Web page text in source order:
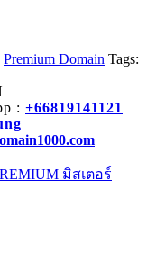
Premium Domain Tags:
: +66819141121